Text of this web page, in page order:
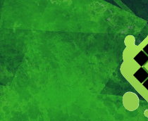
Saltar
al
contenido